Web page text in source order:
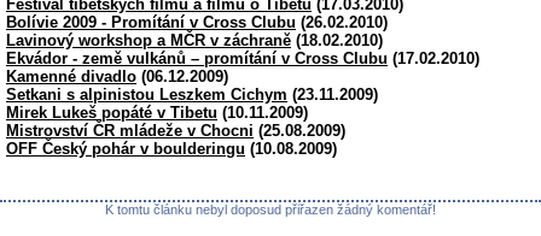
Festival tibetských filmů a filmů o Tibetu (17.03.2010)
Bolívie 2009 - Promítání v Cross Clubu (26.02.2010)
Lavinový workshop a MČR v záchraně (18.02.2010)
Ekvádor - země vulkánů – promítání v Cross Clubu (17.02.2010)
Kamenné divadlo (06.12.2009)
Setkani s alpinistou Leszkem Cichym (23.11.2009)
Mirek Lukeš popáté v Tibetu (10.11.2009)
Mistrovství ČR mládeže v Chocni (25.08.2009)
OFF Český pohár v boulderingu (10.08.2009)
K tomtu článku nebyl doposud přiřazen žádný komentář!